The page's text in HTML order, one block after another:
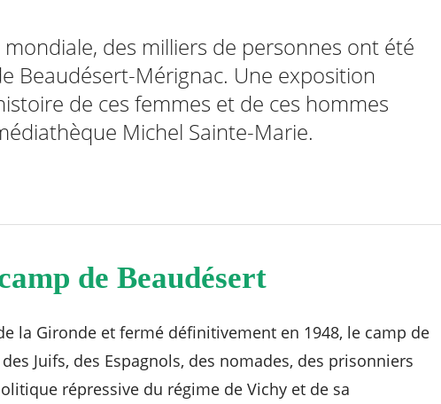
des milliers de personnes ont été
Beaudésert-Mérignac. Une exposition
de ces femmes et de ces hommes
Michel Sainte-Marie.
de Beaudésert
la Gironde et fermé définitivement en 1948, le camp de
Juifs, des Espagnols, des nomades, des prisonniers
répressive du régime de Vichy et de sa